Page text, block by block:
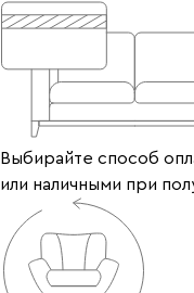
Выбирайте способ
или наличными при